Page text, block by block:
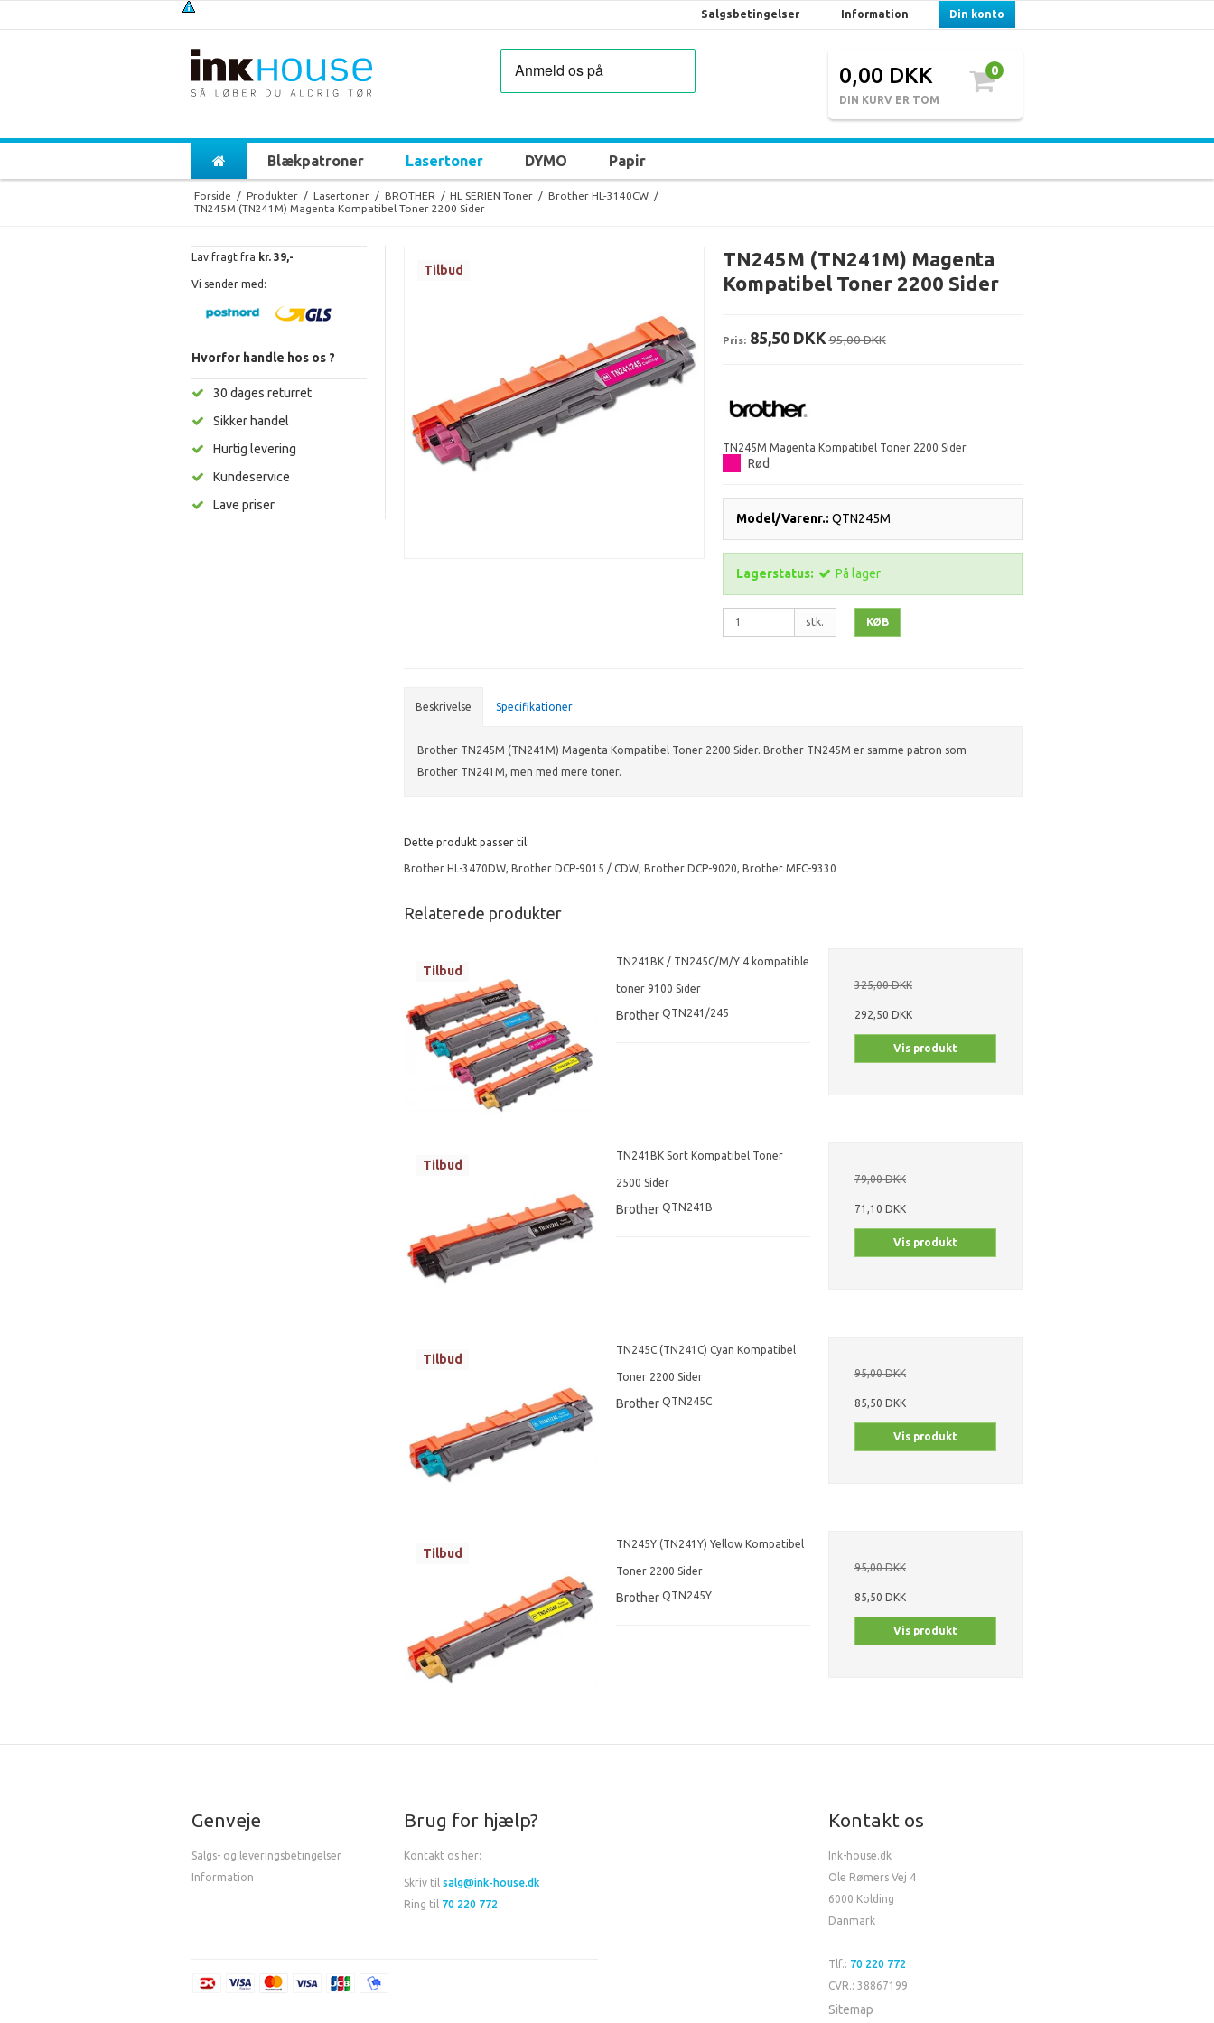
Salgsbetingelser Information Din konto
0,00 DKK
DIN KURV ER TOM
0
Blækpatroner Lasertoner DYMO Papir
Forside / Produkter / Lasertoner / BROTHER / HL SERIEN Toner / Brother HL-3140CW /
TN245M (TN241M) Magenta Kompatibel Toner 2200 Sider
Tilbud
TN245M (TN241M) Magenta
Kompatibel Toner 2200 Sider
Pris:85,50 DKK 95,00 DKK
TN245M Magenta Kompatibel Toner 2200 Sider
Rød
Model/Varenr.: QTN245M
Lagerstatus: På lager
stk. KØB
Beskrivelse Specifikationer
Brother TN245M (TN241M) Magenta Kompatibel Toner 2200 Sider. Brother TN245M er samme patron som
Brother TN241M, men med mere toner.
Dette produkt passer til:
Brother HL-3470DW, Brother DCP-9015 / CDW, Brother DCP-9020, Brother MFC-9330
Relaterede produkter
Tilbud
TN241BK / TN245C/M/Y 4 kompatible
toner 9100 Sider
Brother QTN241/245
325,00 DKK
292,50 DKK
Vis produkt
Tilbud
TN241BK Sort Kompatibel Toner
2500 Sider
Brother QTN241B
79,00 DKK
71,10 DKK
Vis produkt
Tilbud
TN245C (TN241C) Cyan Kompatibel
Toner 2200 Sider
Brother QTN245C
95,00 DKK
85,50 DKK
Vis produkt
Tilbud
TN245Y (TN241Y) Yellow Kompatibel
Toner 2200 Sider
Brother QTN245Y
95,00 DKK
85,50 DKK
Vis produkt
Lav fragt fra kr. 39,-
Vi sender med:
Hvorfor handle hos os ?
30 dages returret
Sikker handel
Hurtig levering
Kundeservice
Lave priser
Genveje
Salgs- og leveringsbetingelser
Information
Brug for hjælp?
Kontakt os her:
Skriv til salg@ink-house.dk
Ring til 70 220 772
Kontakt os
Ink-house.dk
Ole Rømers Vej 4
6000 Kolding
Danmark
Tlf.: 70 220 772
CVR.: 38867199
Sitemap